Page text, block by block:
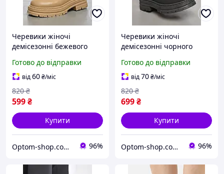
Черевики жіночі
демісезонні бежевого
Готово до відправки
від60₴/міс
599₴
820 ₴
Купити
Optom-shop.com.ua - Оптовий інтернет-магазин: Одежа та взуття оптом, спідня білизна недорого 96%
Черевики жіночі
демісезонні чорного
Готово до відправки
від70₴/міс
699₴
820 ₴
Купити
Optom-shop.com.ua - Оптовий інтернет-магазин: Одежа та взуття оптом, спідня білизна недорого 96%